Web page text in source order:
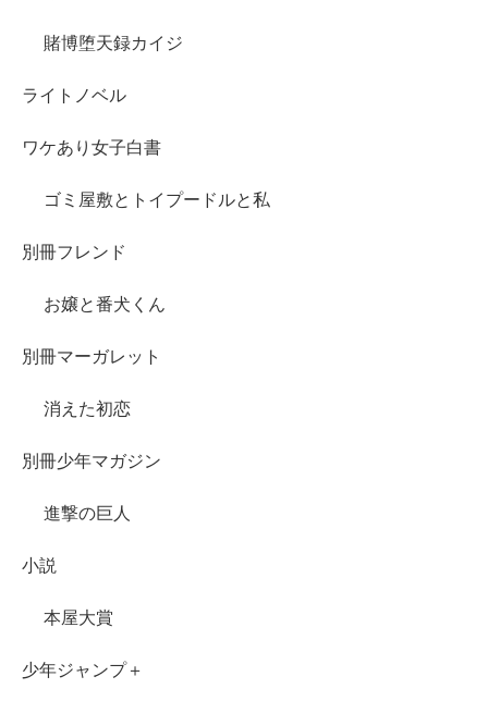
賭博堕天録カイジ
ライトノベル
ワケあり女子白書
ゴミ屋敷とトイプードルと私
別冊フレンド
お嬢と番犬くん
別冊マーガレット
消えた初恋
別冊少年マガジン
進撃の巨人
小説
本屋大賞
少年ジャンプ＋